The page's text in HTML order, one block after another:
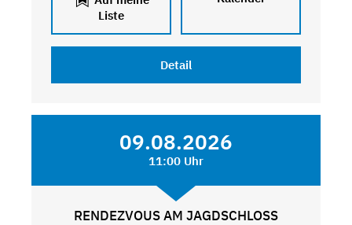
Liste
Detail
09.08.2026
11:00 Uhr
RENDEZVOUS AM JAGDSCHLOSS